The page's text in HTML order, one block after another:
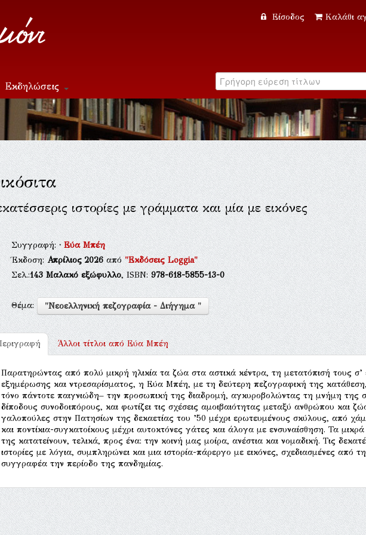
Είσοδος Καλάθι
Εκδηλώσεις
ιστορίες με γράμματα και μία με εικόνες
Συγγραφή:·Εύα Μπέη
Έκδοση:Απρίλιος 2026από"Εκδόσεις Loggia"
Σελ.:143 Μαλακό εξώφυλλο, ISBN:978-618-5855-13-0
Θέμα: "Νεοελληνική πεζογραφία - Διήγημα "
Άλλοι τίτλοι απόΕύα Μπέη
Παρατηρώντας από πολύ μικρή ηλικία τα ζώα στα αστικά κέντρα, τη μετατόπισή τους σ’
εξημέρωσης και ντρεσαρίσματος, η Εύα Μπέη, με τη δεύτερη πεζογραφική της κατάθεση,
τόνο πάντοτε παιγνιώδη– την προσωπική της διαδρομή, αγκυροβολώντας τη μνήμη της
δίποδους συνοδοιπόρους, και φωτίζει τις σχέσεις αμοιβαιότητας μεταξύ ανθρώπου και
γαλοπούλες στην Πατησίων της δεκαετίας του ’50 μέχρι ερωτευμένους σκύλους, από
και ποντίκια-συγκατοίκους μέχρι αυτοκτόνες γάτες και άλογα με ενσυναίσθηση. Τα
της κατατείνουν, τελικά, προς ένα: την κοινή μας μοίρα, ανέστια και νομαδική. Τις
ιστορίες με λόγια, συμπληρώνει και μια ιστορία-πάρεργο με εικόνες, σχεδιασμένες από
συγγραφέα την περίοδο της πανδημίας.